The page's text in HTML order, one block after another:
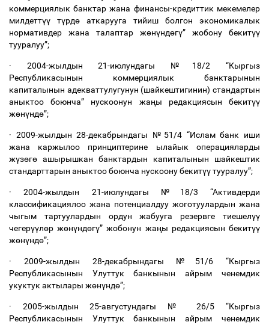
коммерциялык банктар жана финансы-кредиттик мекемелер
милдеттүү түрдө аткарууга тийиш болгон
экономикалык
нормативдер
жана талаптар жөнүндөгү” жобону бекитүү
тууралуу”;
· 2004-жылдын 21-июлундагы № 18/2 “Кыргыз
Республикасынын
коммерциялык
банктарынын
капиталынын адекваттулугунун (шайкештигинин)стандартын
аныктоо
боюнча” нускоонун жаңы редакциясын бекитүү
жөнүндө”;
· 2009-жылдын 28-декабрындагы № 51/4 “Ислам банк
иши
жана
каржылоо принциптерине ылайык
операцияларды
жүзөгө ашырышкан банктардын капиталынын
шайкештик
стандарттарын аныктообоюнча нускоонубекитүүтууралуу”;
·2004-жылдын 21-июлундагы № 18/3 “Активдерди
классификациялоо жана потенциалдуу жоготуулардын жана
чыгым
тартуулардын ордун жабууга резервге тиешелүү
чегерүүлөр жөнүндөгү”жобонун жаңы редакциясын бекитүү
жөнүндө”;
· 2009-жылдын 28-декабрындагы № 51/6 “Кыргыз
Республикасынын
Улуттук банкынын айрым
ченемдик
укуктук актылары жөнүндө”;
· 2005-жылдын 25-августундагы № 26/5 “Кыргыз
Республикасынын
Улуттук банкынын айрым
ченемдик